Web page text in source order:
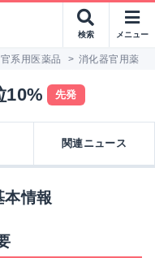
検索 メニュー
系用医薬品 > 消化器官用薬
10% 先発
関連ニュース
本情報